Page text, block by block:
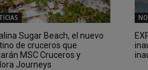
Sugar Beach, el nuevo
de cruceros que
MSC Cruceros y
Journeys